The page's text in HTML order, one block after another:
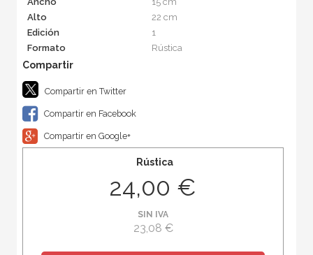
Alto
22 cm
Edición
1
Formato
Rústica
Compartir en Twitter
Compartir en Facebook
Compartir en Google+
Rústica
24,00 €
SIN IVA
23,08 €